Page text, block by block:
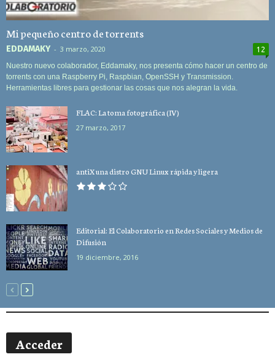
Mi pequeño centro de torrents
EDDAMAKY - 3 marzo, 2020 12
Nuestro nuevo colaborador, Eddamaky, nos presenta cómo hacer un centro de
torrents con una Raspberry Pi, Raspbian, OpenSSH y Transmission.
Herramientas libres para gestionar las cosas que nos alegran la vida.
FLAC: La toma fotográfica (IV)
27 marzo, 2017
antiX una distro GNU Linux rápida y ligera
Editorial: El Colaboratorio en Redes Sociales y Medios de
Difusión
19 diciembre, 2016
Acceder